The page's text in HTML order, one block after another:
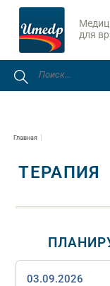
для
Главная
ТЕРАПИЯ
03.09.2026